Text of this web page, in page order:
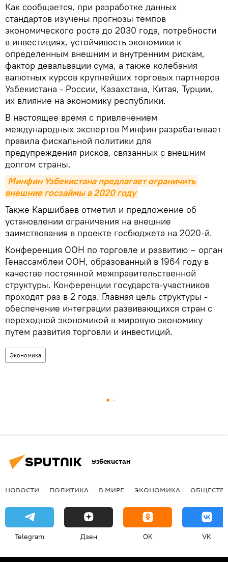
Как сообщается, при разработке данных
стандартов изучены прогнозы темпов
экономического роста до 2030 года, потребности
в инвестициях, устойчивость экономики к
определенным внешним и внутренним рискам,
фактор девальвации сума, а также колебания
валютных курсов крупнейших торговых партнеров
Узбекистана - России, Казахстана, Китая, Турции,
их влияние на экономику республики.
В настоящее время с привлечением
международных экспертов Минфин разрабатывает
правила фискальной политики для
предупреждения рисков, связанных с внешним
долгом страны.
Минфин Узбекистана предлагает ограничить
внешние госзаймы в 2020 году
Также Каршибаев отметил и предложение об
установлении ограничения на внешние
заимствования в проекте госбюджета на 2020-й.
Конференция ООН по торговле и развитию – орган
Генассамблеи ООН, образованный в 1964 году в
качестве постоянной межправительственной
структуры. Конференции государств-участников
проходят раз в 2 года. Главная цель структуры -
обеспечение интеграции развивающихся стран с
переходной экономикой в ​​мировую экономику
путем развития торговли и инвестиций.
Экономика
Узбекистан
НОВОСТИ ПОЛИТИКА В МИРЕ ЭКОНОМИКА
Telegram Дзен OK VK